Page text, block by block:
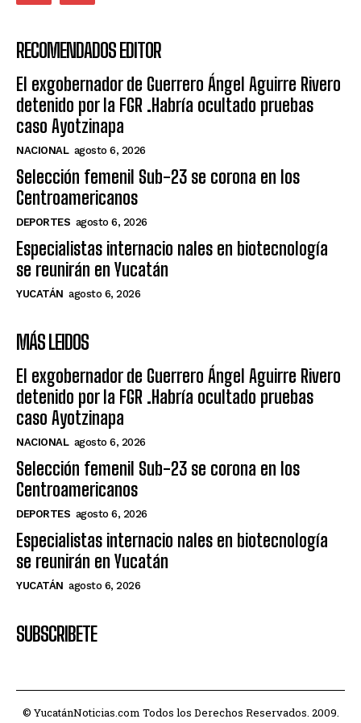
RECOMENDADOS EDITOR
El exgobernador de Guerrero Ángel Aguirre Rivero
detenido por la FGR .Habría ocultado pruebas
caso Ayotzinapa
NACIONAL agosto 6, 2026
Selección femenil Sub-23 se corona en los
Centroamericanos
DEPORTES agosto 6, 2026
Especialistas internacio nales en biotecnología
se reunirán en Yucatán
YUCATÁN agosto 6, 2026
MÁS LEIDOS
El exgobernador de Guerrero Ángel Aguirre Rivero
detenido por la FGR .Habría ocultado pruebas
caso Ayotzinapa
NACIONAL agosto 6, 2026
Selección femenil Sub-23 se corona en los
Centroamericanos
DEPORTES agosto 6, 2026
Especialistas internacio nales en biotecnología
se reunirán en Yucatán
YUCATÁN agosto 6, 2026
SUBSCRIBETE
© YucatánNoticias.com Todos los Derechos Reservados. 2009.